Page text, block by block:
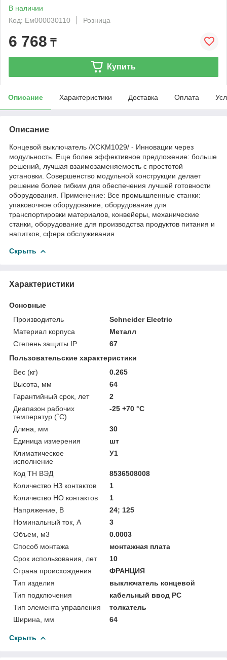
В наличии
Код: Ем000030110
Розница
6 768 ₸
Купить
Описание Характеристики Доставка Оплата
Описание
Концевой выключатель /XCKM1029/ - Инновации через
модульность. Еще более эффективное предложение: больше
решений, лучшая взаимозаменяемость с простотой
установки. Совершенство модульной конструкции делает
решение более гибким для обеспечения лучшей готовности
оборудования. Применение: Все промышленные станки:
упаковочное оборудование, оборудование для
транспортировки материалов, конвейеры, механические
станки, оборудование для производства продуктов питания и
напитков, сфера обслуживания
Скрыть
Характеристики
Основные
Производитель
Schneider Electric
Материал корпуса
Металл
Степень защиты IP
67
Пользовательские характеристики
Вес (кг)
0.265
Высота, мм
64
Гарантийный срок, лет
2
Диапазон рабочих
температур (˚С)
-25 +70 °C
Длина, мм
30
Единица измерения
шт
Климатическое
исполнение
У1
Код ТН ВЭД
8536508008
Количество НЗ контактов
1
Количество НО контактов
1
Напряжение, В
24; 125
Номинальный ток, А
3
Объем, м3
0.0003
Способ монтажа
монтажная плата
Срок использования, лет
10
Страна происхождения
ФРАНЦИЯ
Тип изделия
выключатель концевой
Тип подключения
кабельный ввод РС
Тип элемента управления
толкатель
Ширина, мм
64
Скрыть